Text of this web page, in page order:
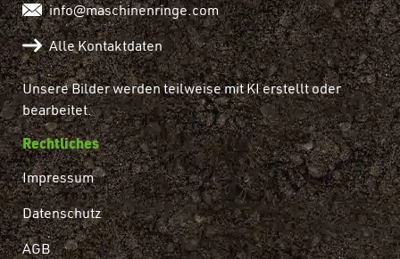
info@maschinenringe.com
Alle Kontaktdaten
Unsere Bilder werden teilweise mit KI erstellt oder
bearbeitet.
Rechtliches
Impressum
Datenschutz
AGB